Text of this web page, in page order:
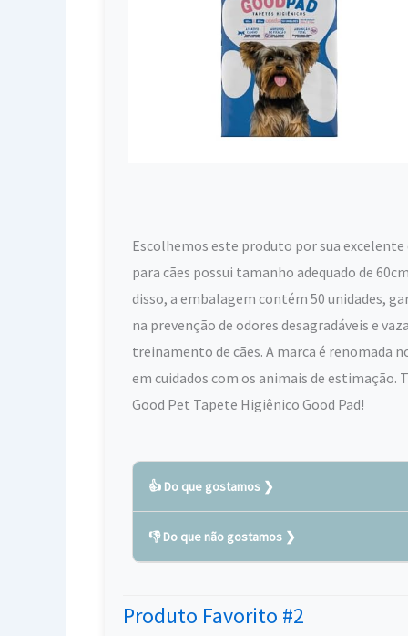
Escolhemos este produto por sua
para cães possui tamanho adequado de
disso, a embalagem contém 50 unidades,
na prevenção de odores desagradáveis e
treinamento de cães. A marca é renomada
em cuidados com os animais de estimação.
Good Pet Tapete Higiênico Good Pad!
👍 Do que gostamos
Produto de alta qualidade
Tamanho adequado para cães de médio
👎 Do que não gostamos
O tamanho de 60cm x 60cm pode ser
Produto Favorito #2